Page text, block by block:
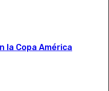
la Copa América